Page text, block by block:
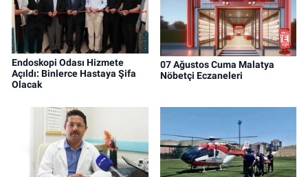
Endoskopi Odası Hizmete
Açıldı: Binlerce Hastaya Şifa
Olacak
07 Ağustos Cuma Malatya
Nöbetçi Eczaneleri